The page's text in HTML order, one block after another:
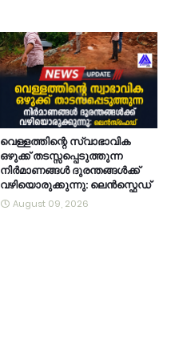
വെള്ളത്തിന്റെ സ്വാഭാവിക
ഒഴുക്ക് തടസ്സപ്പെടുത്തുന്ന
നിർമാണങ്ങൾ ദുരന്തങ്ങൾക്ക്
വഴിയൊരുക്കുന്നു: ലെൻസ്ഫെഡ്
August 09, 2026